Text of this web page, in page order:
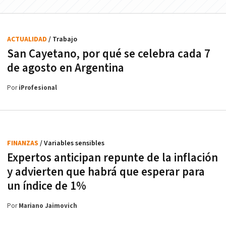
San Cayetano, por qué se celebra cada 7
de agosto en Argentina
ACTUALIDAD / Trabajo
PoriProfesional
Expertos anticipan repunte de la inflación
y advierten que habrá que esperar para
un índice de 1%
FINANZAS / Variables sensibles
PorMariano Jaimovich